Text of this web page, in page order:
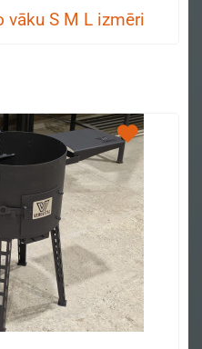
vāku S M L izmēri